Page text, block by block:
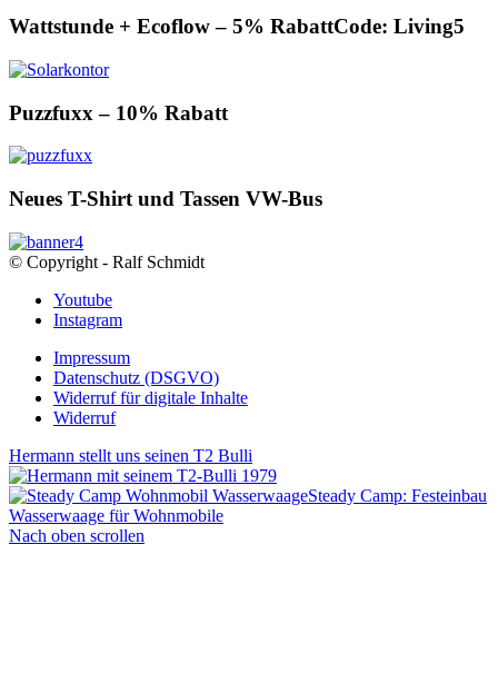
Wattstunde + Ecoflow – 5% RabattCode: Living5
Puzzfuxx – 10% Rabatt
Neues T-Shirt und Tassen VW-Bus
© Copyright - Ralf Schmidt
Youtube
Instagram
Impressum
Datenschutz (DSGVO)
Widerruf für digitale Inhalte
Widerruf
Hermann stellt uns seinen T2 Bulli
Steady Camp: Festeinbau
Wasserwaage für Wohnmobile
Nach oben scrollen